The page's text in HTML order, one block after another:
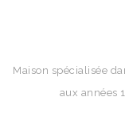
Maison spécialisée
aux années